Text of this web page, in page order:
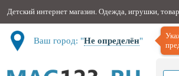
Детский интернет магазин. Одежда, игрушки,
Ваш город: "Не определён"